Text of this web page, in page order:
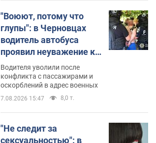
"Воюют, потому что
глупы": в Черновцах
водитель автобуса
проявил неуважение к
украинским военным и
поплатился за это.
Видео
Водителя уволили после
конфликта с пассажирами и
оскорблений в адрес военных
7.08.2026 15:47 8,0 т.
"Не следит за
сексуальностью": в